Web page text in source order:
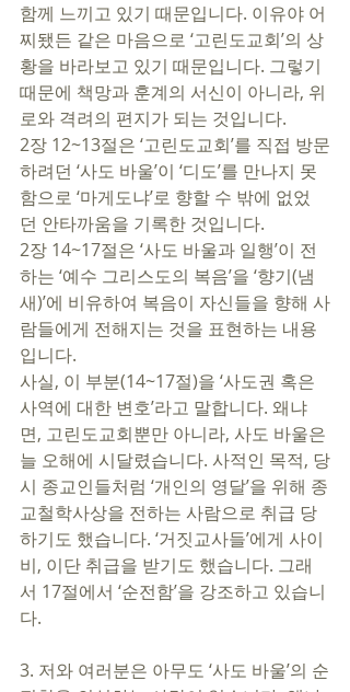
함께 느끼고 있기 때문입니다. 이유야 어
찌됐든 같은 마음으로 ‘고린도교회’의 상
황을 바라보고 있기 때문입니다. 그렇기
때문에 책망과 훈계의 서신이 아니라, 위
로와 격려의 편지가 되는 것입니다.
2장 12~13절은 ‘고린도교회’를 직접 방문
하려던 ‘사도 바울’이 ‘디도’를 만나지 못
함으로 ‘마게도냐’로 향할 수 밖에 없었
던 안타까움을 기록한 것입니다.
2장 14~17절은 ‘사도 바울과 일행’이 전
하는 ‘예수 그리스도의 복음’을 ‘향기(냄
새)’에 비유하여 복음이 자신들을 향해 사
람들에게 전해지는 것을 표현하는 내용
입니다.
사실, 이 부분(14~17절)을 ‘사도권 혹은
사역에 대한 변호’라고 말합니다. 왜냐
면, 고린도교회뿐만 아니라, 사도 바울은
늘 오해에 시달렸습니다. 사적인 목적, 당
시 종교인들처럼 ‘개인의 영달’을 위해 종
교철학사상을 전하는 사람으로 취급 당
하기도 했습니다. ‘거짓교사들’에게 사이
비, 이단 취급을 받기도 했습니다. 그래
서 17절에서 ‘순전함’을 강조하고 있습니
다.
3. 저와 여러분은 아무도 ‘사도 바울’의 순